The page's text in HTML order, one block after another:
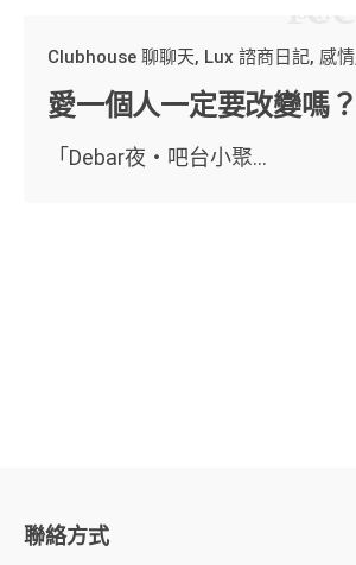
Clubhouse 聊聊天 Lux 諮商日記 感情
愛一個人一定要改變嗎？
「Debar夜・吧台小聚...
聯絡方式